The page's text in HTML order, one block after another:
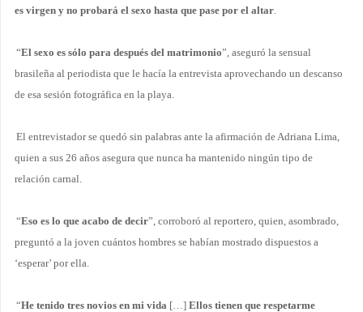
es virgen y no probará el sexo hasta que pase por el altar.
“El sexo es sólo para después del matrimonio”, aseguró la sensual
brasileña al periodista que le hacía la entrevista aprovechando un descanso
de esa sesión fotográfica en la playa.
El entrevistador se quedó sin palabras ante la afirmación de Adriana Lima,
quien a sus 26 años asegura que nunca ha mantenido ningún tipo de
relación carnal.
“Eso es lo que acabo de decir”, corroboró al reportero, quien, asombrado,
preguntó a la joven cuántos hombres se habían mostrado dispuestos a
‘esperar’ por ella.
“He tenido tres novios en mi vida […] Ellos tienen que respetarme